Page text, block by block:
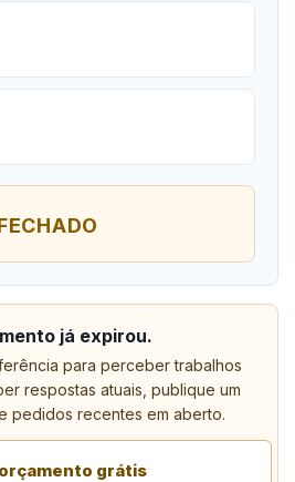
já expirou.
para perceber trabalhos
respostas atuais, publique um
pedidos recentes em aberto.
grátis